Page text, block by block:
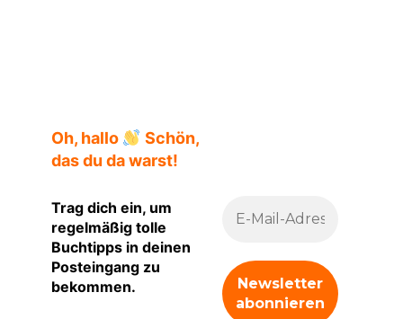
Oh, hallo
Schön,
das du da warst!
Trag dich ein, um
regelmäßig tolle
Buchtipps in deinen
Posteingang zu
bekommen.